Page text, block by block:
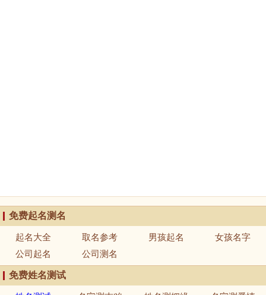
免费起名测名
起名大全 取名参考 男孩起名
女孩名字
公司起名
公司测名
免费姓名测试